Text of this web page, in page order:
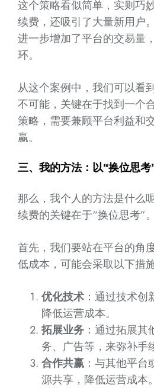
这个策略看似简单，实则巧
续费，还吸引了大量新用户
进一步增加了平台的交易量
环。
从这个案例中，我们可以看
不可能，关键在于找到一个
策略，需要兼顾平台利益和
赢。
三、我的方法：以“换位思
那么，我个人的方法是什么
续费的关键在于“换位思考”。
首先，我们要站在平台的角
低成本，可能会采取以下措
优化技术 ：通过技术创
降低运营成本。
拓展业务 ：通过拓展
务、广告等，来弥补手
合作共赢 ：与其他平
源共享，降低运营成本。